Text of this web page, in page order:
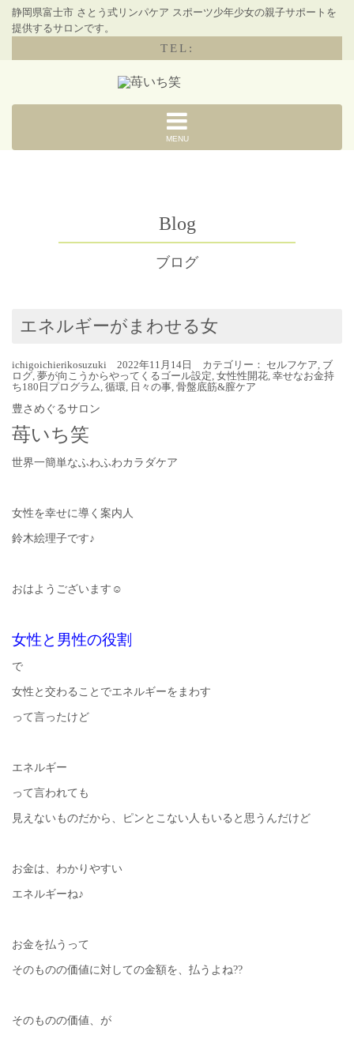
静岡県富士市 さとう式リンパケア スポーツ少年少女の親子サポートを
提供するサロンです。
TEL:
MENU
Blog
ブログ
エネルギーがまわせる女
ichigoichierikosuzuki 2022年11月14日 カテゴリー： セルフケア, ブ
ログ, 夢が向こうからやってくるゴール設定, 女性性開花, 幸せなお金持
ち180日プログラム, 循環, 日々の事, 骨盤底筋&膣ケア
豊さめぐるサロン
苺いち笑
世界一簡単なふわふわカラダケア
女性を幸せに導く案内人
鈴木絵理子です♪
おはようございます☺︎
女性と男性の役割
で
女性と交わることでエネルギーをまわす
って言ったけど
エネルギー
って言われても
見えないものだから、ピンとこない人もいると思うんだけど
お金は、わかりやすい
エネルギーね♪
お金を払うって
そのものの価値に対しての金額を、払うよね??
そのものの価値、が